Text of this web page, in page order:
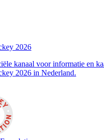
2026
kanaal voor informatie en
2026 in Nederland.